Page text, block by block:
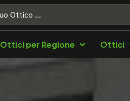
Ottici per Regione Ottici